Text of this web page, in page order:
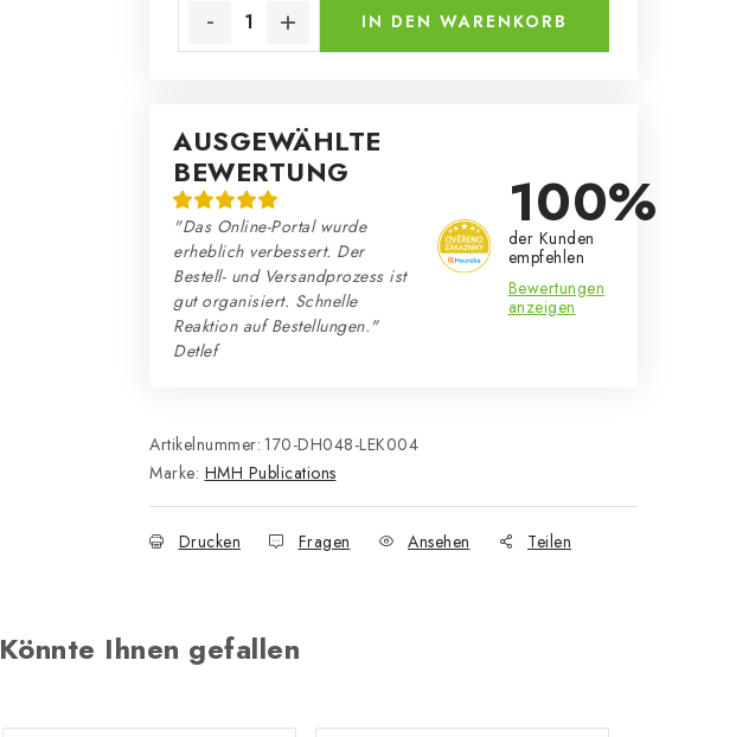
IN DEN WARENKORB
AUSGEWÄHLTE
BEWERTUNG
"Das Online-Portal wurde
erheblich verbessert. Der
Bestell- und Versandprozess ist
gut organisiert. Schnelle
Reaktion auf Bestellungen."
Detlef
100%
der Kunden
empfehlen
Bewertungen
anzeigen
Artikelnummer: 170-DH048-LEK004
Marke: HMH Publications
Drucken Fragen Ansehen Teilen
Könnte Ihnen gefallen